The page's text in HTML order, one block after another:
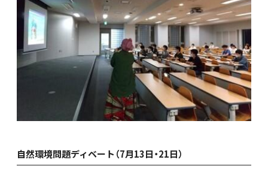
自然環境問題ディベート（7月13日・21日）